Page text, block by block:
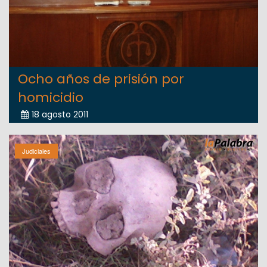
Ocho años de prisión por
homicidio
18 agosto 2011
Judiciales